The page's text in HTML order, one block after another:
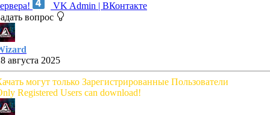
VK Admin | ВКонтакте
вопрос
августа 2025
могут только Зарегистрированные Пользователи
Registered Users can download!